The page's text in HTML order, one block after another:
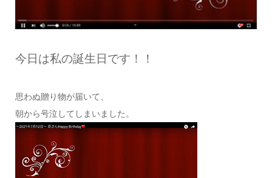
今日は私の誕生日です！！
思わぬ贈り物が届いて、
朝から号泣してしまいました。